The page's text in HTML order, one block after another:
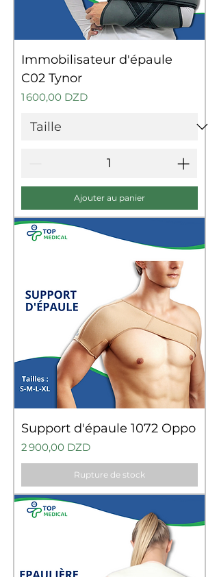
Immobilisateur d'épaule
C02 Tynor
Prix
1 600,00 DZD
Ajouter au panier
Support d'épaule 1072 Oppo
Prix
2 900,00 DZD
Rupture de stock